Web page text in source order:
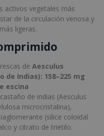
activos vegetales más
de la circulación venosa y
ligeras.
de Aesculus
de Indias): 158–225 mg
escina
de indias (Aesculus
microcristalina),
(sílice coloidal
y citrato de trietilo.